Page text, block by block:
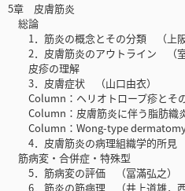
5章 皮膚筋炎
総論
1．筋炎の概念とその分類 （上
2．皮膚筋炎のアウトライン （
皮疹の理解
3．皮膚症状 （山口由衣）
Column：ヘリオトロープ疹とそ
Column：皮膚筋炎に伴う脂肪織
Column：Wong-type
4．皮膚筋炎の病理組織学的所見
筋病変・合併症・特殊型
5．筋病変の評価 （冨滿弘之）
6．筋炎の筋病理 （井上道雄，西